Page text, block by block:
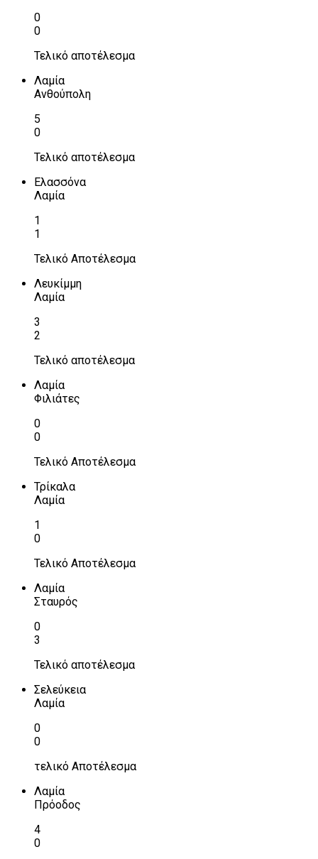
0
0
Τελικό αποτέλεσμα
Λαμία
Ανθούπολη
5
0
Τελικό αποτέλεσμα
Ελασσόνα
Λαμία
1
1
Τελικό Αποτέλεσμα
Λευκίμμη
Λαμία
3
2
Τελικό αποτέλεσμα
Λαμία
Φιλιάτες
0
0
Τελικό Αποτέλεσμα
Τρίκαλα
Λαμία
1
0
Τελικό Αποτέλεσμα
Λαμία
Σταυρός
0
3
Τελικό αποτέλεσμα
Σελεύκεια
Λαμία
0
0
τελικό Αποτέλεσμα
Λαμία
Πρόοδος
4
0